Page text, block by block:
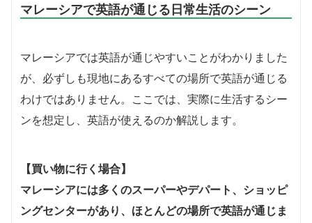
マレーシアで英語が通じる日常生活のシーン
マレーシアでは英語が通じやすいことがわかりました
が、必ずしも現地にあるすべての場所で英語が通じる
わけではありません。ここでは、実際に生活するシー
ンを想定し、英語が使えるのか解説します。
【買い物に行く場合】
マレーシアには多くのスーパーやデパート、ショッピ
ングセンターがあり、ほとんどの場所で英語が通じま